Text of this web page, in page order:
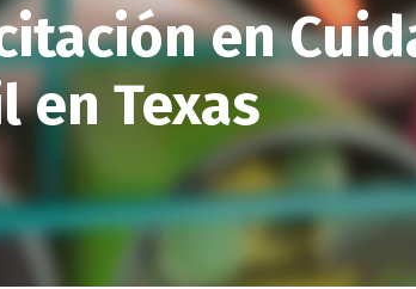
en
en Texas